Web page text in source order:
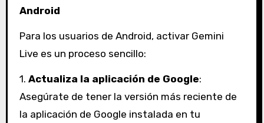
Android
Para los usuarios de Android, activar Gemini
Live es un proceso sencillo:
1. Actualiza la aplicación de Google:
Asegúrate de tener la versión más reciente de
la aplicación de Google instalada en tu